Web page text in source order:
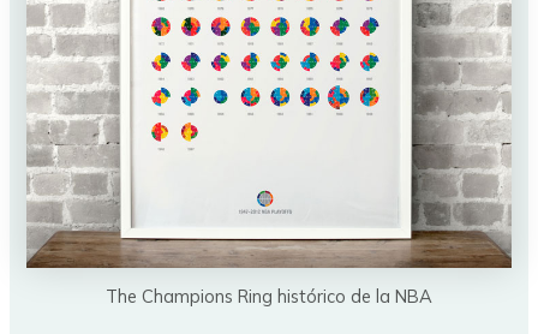
The Champions Ring histórico de la NBA